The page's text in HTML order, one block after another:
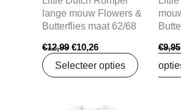
lange mouw Flowers &
Butterflies maat 62/68
€12,99 €10,26
Selecteer opties
€9,95
Oorspronkelijke
Huidige